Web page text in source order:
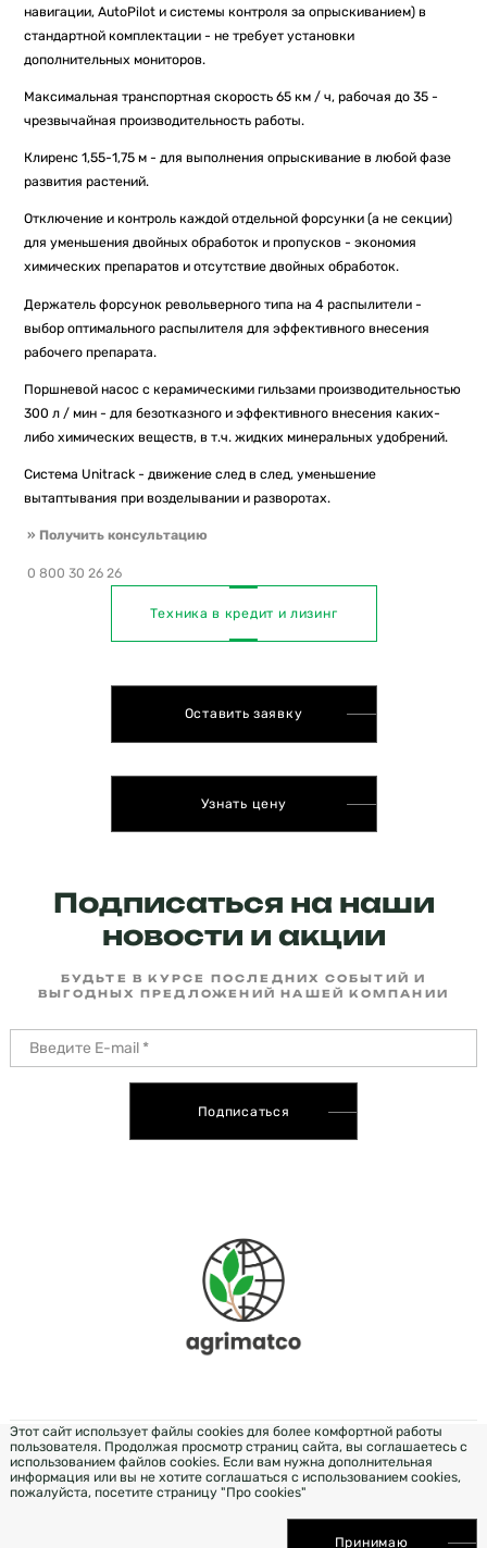
навигации, AutoPilot и системы контроля за опрыскиванием) в
стандартной комплектации - не требует установки
дополнительных мониторов.
Максимальная транспортная скорость 65 км / ч, рабочая до 35 -
чрезвычайная производительность работы.
Клиренс 1,55-1,75 м - для выполнения опрыскивание в любой фазе
развития растений.
Отключение и контроль каждой отдельной форсунки (а не секции)
для уменьшения двойных обработок и пропусков - экономия
химических препаратов и отсутствие двойных обработок.
Держатель форсунок револьверного типа на 4 распылители -
выбор оптимального распылителя для эффективного внесения
рабочего препарата.
Поршневой насос с керамическими гильзами производительностью
300 л / мин - для безотказного и эффективного внесения каких-
либо химических веществ, в т.ч. жидких минеральных удобрений.
Система Unitrack - движение след в след, уменьшение
вытаптывания при возделывании и разворотах.
» Получить консультацию
0 800 30 26 26
Оставить заявку
Узнать цену
Техника в кредит и лизинг
Подписаться на наши
новости и акции
БУДЬТЕ В КУРСЕ ПОСЛЕДНИХ СОБЫТИЙ И
ВЫГОДНЫХ ПРЕДЛОЖЕНИЙ НАШЕЙ КОМПАНИИ
Подписаться
РОЗРОБКА & ДИЗАЙН — WEZOM
Этот сайт использует файлы cookies для более комфортной работы
пользователя. Продолжая просмотр страниц сайта, вы соглашаетесь с
использованием файлов cookies. Если вам нужна дополнительная
информация или вы не хотите соглашаться с использованием cookies,
пожалуйста, посетите страницу "Про cookies"
Принимаю